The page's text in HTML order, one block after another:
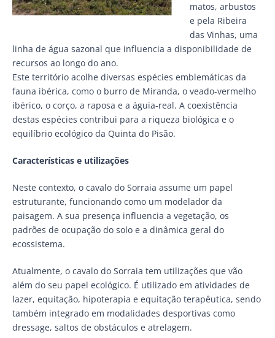
matos, arbustos
e pela Ribeira
das Vinhas, uma
linha de água sazonal que influencia a disponibilidade de
recursos ao longo do ano.
Este território acolhe diversas espécies emblemáticas da
fauna ibérica, como o burro de Miranda, o veado-vermelho
ibérico, o corço, a raposa e a águia-real. A coexistência
destas espécies contribui para a riqueza biológica e o
equilíbrio ecológico da Quinta do Pisão.
Características e utilizações
Neste contexto, o cavalo do Sorraia assume um papel
estruturante, funcionando como um modelador da
paisagem. A sua presença influencia a vegetação, os
padrões de ocupação do solo e a dinâmica geral do
ecossistema.
Atualmente, o cavalo do Sorraia tem utilizações que vão
além do seu papel ecológico. É utilizado em atividades de
lazer, equitação, hipoterapia e equitação terapêutica, sendo
também integrado em modalidades desportivas como
dressage, saltos de obstáculos e atrelagem.